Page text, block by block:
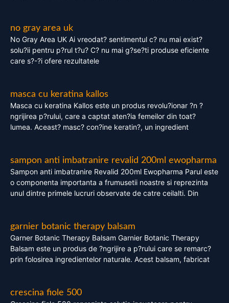
no gray area uk
No Gray Area UK Ai vreodat? sentimentul c? nu mai exist?
solu?ii pentru p?rul t?u? C? nu mai g?se?ti produse eficiente
care s?-?i ofere rezultatele
masca cu keratina kallos
Masca cu keratina Kallos este un produs revolu?ionar ?n ?
ngrijirea p?rului, care a captat aten?ia femeilor din toat?
lumea. Aceast? masc? con?ine keratin?, un ingredient
sampon anti imbatranire revalid 200ml ewopharma
Sampon anti imbatranire Revalid 200ml Ewopharma Parul este
o componenta importanta a frumusetii noastre si reprezinta
unul dintre primele lucruri observate de catre ceilalti. Din
garnier botanic therapy balsam
Garner Botanic Therapy Balsam Garnier Botanic Therapy
Balsam este un produs de ?ngrijire a p?rului care se remarc?
prin folosirea ingredientelor naturale. Acest balsam, fabricat
crescina fiole 500